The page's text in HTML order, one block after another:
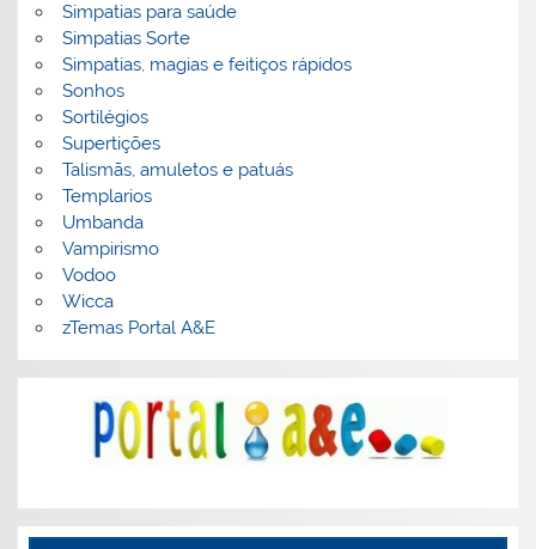
Simpatias para saúde
Simpatias Sorte
Simpatias, magias e feitiços rápidos
Sonhos
Sortilégios
Supertições
Talismãs, amuletos e patuás
Templarios
Umbanda
Vampirismo
Vodoo
Wicca
zTemas Portal A&E